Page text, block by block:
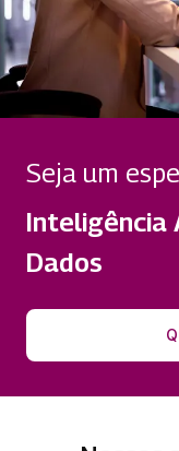
33 horas
33 horas
INTERFACE
33 horas
LINGUAGEM
Seja um
Inteligência
Dados